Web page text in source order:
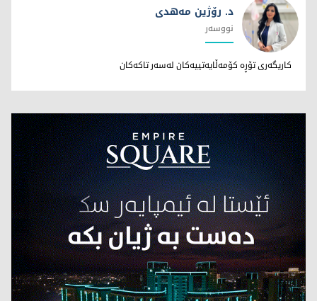
د. رۆژین مەهدی
د. رۆژین مەهدی
نووسەر
کاریگەری تۆڕە کۆمەڵایەتییەکان لەسەر تاکەکان